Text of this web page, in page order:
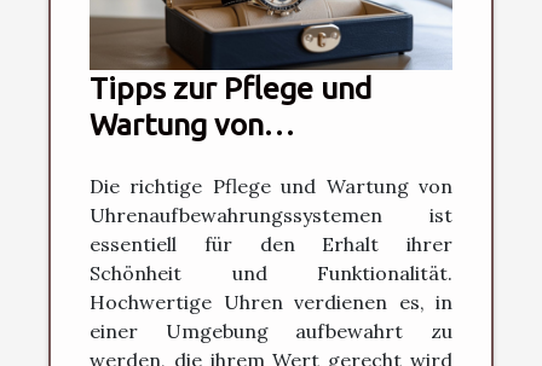
Tipps zur Pflege und
Wartung von
Uhrenaufbewahrungen
Die richtige Pflege und Wartung von
Uhrenaufbewahrungssystemen ist
essentiell für den Erhalt ihrer
Schönheit und Funktionalität.
Hochwertige Uhren verdienen es, in
einer Umgebung aufbewahrt zu
werden, die ihrem Wert gerecht wird